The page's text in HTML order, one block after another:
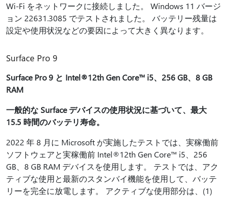
Wi-Fi をネットワークに接続しました。 Windows 11 バージ
ョン 22631.3085 でテストされました。 バッテリー残量は
設定や使用状況などの要因によって大きく異なります。
Surface Pro 9
Surface Pro 9 と Intel®12th Gen Core™ i5、256 GB、8 GB
RAM
一般的な Surface デバイスの使用状況に基づいて、最大
15.5 時間のバッテリ寿命。
2022 年 8 月に Microsoft が実施したテストでは、実稼働前
ソフトウェアと実稼働前 Intel®12th Gen Core™ i5、256
GB、8 GB RAM デバイスを使用します。 テストでは、アク
ティブな使用と最新のスタンバイ機能を使用して、バッテ
リーを完全に放電します。 アクティブな使用部分は、(1)